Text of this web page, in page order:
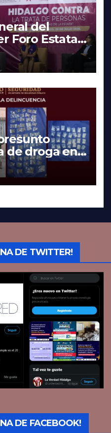
del
Foro Estatal
Personas
de droga en
detenidos
DE TWITTER!
DE FACEBOOK!